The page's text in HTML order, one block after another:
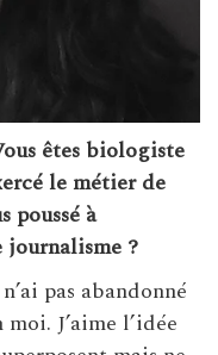
êtes biologiste
le métier de
poussé à
?
pas abandonné
J’aime l’idée